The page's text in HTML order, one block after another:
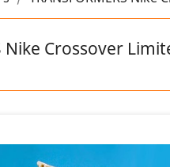
Nike Crossover